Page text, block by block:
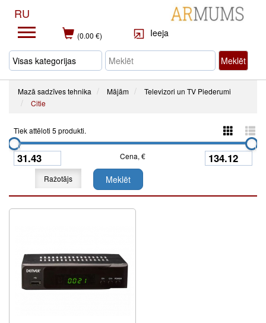
RU
(0.00 €) Ieeja
Meklēt
Mazā sadzīves tehnika Mājām
Televizori un TV Piederumi
Citie
Tiek attēloti 5 produkti.
Cena, €
Ražotājs Meklēt